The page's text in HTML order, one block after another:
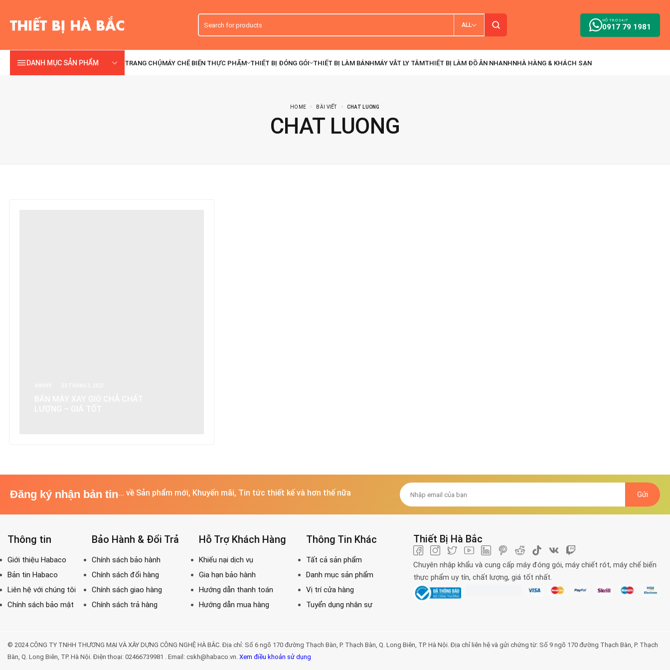
ALL 0917 79 1981
HỖ TRỢ 24/7
DANH MỤC SẢN PHẨM
HOME BÀI VIẾT CHAT LUONG
CHAT LUONG
Đăng ký nhận bản tin... về Sản phẩm mới, Khuyến mãi, Tin tức thiết kế và hơn thế nữa
Thông tin Bảo Hành & Đổi Trả Hỗ Trợ Khách Hàng Thông Tin Khác Thiết Bị Hà Bắc
Chuyên nhập khẩu và cung cấp máy đóng gói, máy chiết rót, máy chế biến
thực phẩm uy tín, chất lượng, giá tốt nhất.
© 2024 CÔNG TY TNHH THƯƠNG MẠI VÀ XÂY DỰNG CÔNG NGHỆ HÀ BẮC. Địa chỉ: Số 6 ngõ 170 đường Thạch Bàn, P. Thạch Bàn, Q. Long Biên, TP. Hà Nội. Địa chỉ liên hệ và gửi chứng từ: Số 9 ngõ 170 đường Thạch Bàn, P. Thạch
Bàn, Q. Long Biên, TP. Hà Nội. Điện thoại: 02466739981 . Email: cskh@habaco.vn. Xem điều khoản sử dụng